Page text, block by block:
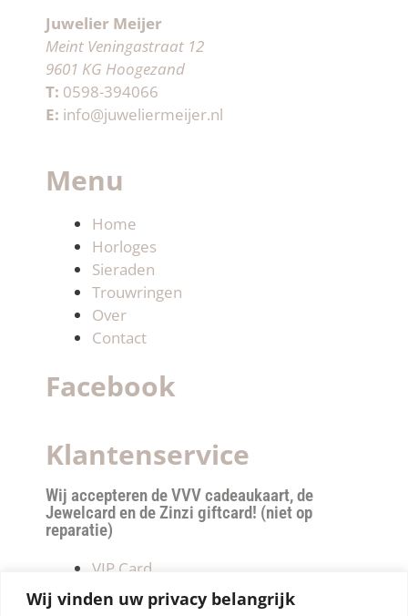
Wij vinden uw privacy belangrijk
Juwelier Meijer
Meint Veningastraat 12
9601 KG Hoogezand
T: 0598-394066
E: info@juweliermeijer.nl
Menu
Home
Horloges
Sieraden
Trouwringen
Over
Contact
Facebook
Klantenservice
Wij accepteren de VVV cadeaukaart, de
Jewelcard en de Zinzi giftcard! (niet op
reparatie)
VIP Card
Retourneren